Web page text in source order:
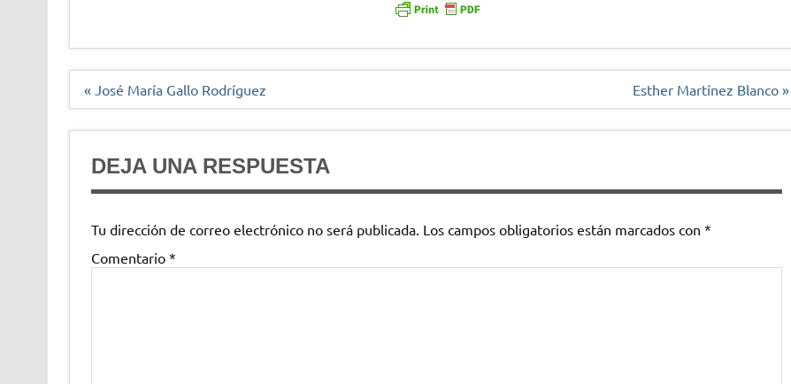
Navegación
« José María Gallo Rodríguez Esther Martínez Blanco »
DEJA UNA RESPUESTA
Tu dirección de correo electrónico no será publicada. Los campos obligatorios están marcados con *
Comentario *